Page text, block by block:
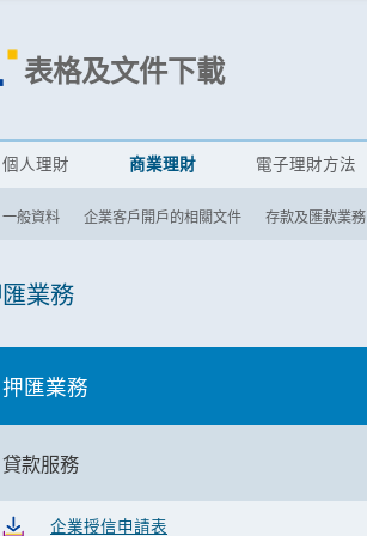
表格及文件下載
個人理財 商業理財
一般資料 企業客戶開戶的相關文件 存款及匯款業務
電子理財方法
業務
押匯業務
貸款服務
企業授信申請表